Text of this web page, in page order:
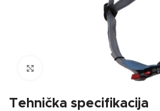
Tehnička specifikacija